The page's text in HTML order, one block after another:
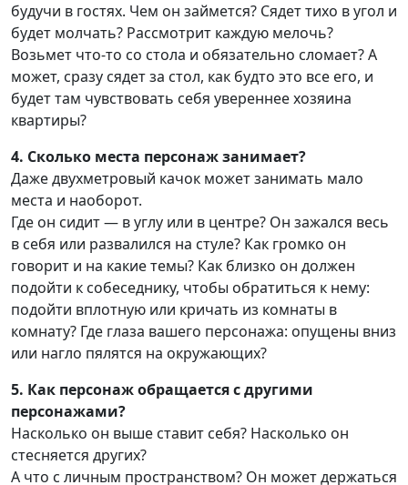
будучи в гостях. Чем он займется? Сядет тихо в угол и
будет молчать? Рассмотрит каждую мелочь?
Возьмет что-то со стола и обязательно сломает? А
может, сразу сядет за стол, как будто это все его, и
будет там чувствовать себя увереннее хозяина
квартиры?
4. Сколько места персонаж занимает?
Даже двухметровый качок может занимать мало
места и наоборот.
Где он сидит — в углу или в центре? Он зажался весь
в себя или развалился на стуле? Как громко он
говорит и на какие темы? Как близко он должен
подойти к собеседнику, чтобы обратиться к нему:
подойти вплотную или кричать из комнаты в
комнату? Где глаза вашего персонажа: опущены вниз
или нагло пялятся на окружающих?
5. Как персонаж обращается с другими
персонажами?
Насколько он выше ставит себя? Насколько он
стесняется других?
А что с личным пространством? Он может держаться